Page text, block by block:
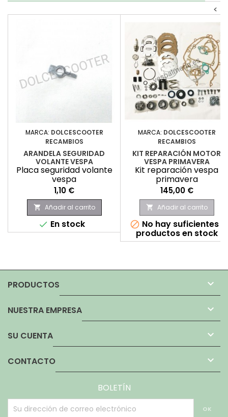
<
MARCA: DOLCESCOOTER
RECAMBIOS
ARANDELA SEGURIDAD
VOLANTE VESPA
Placa seguridad volante
vespa
Precio
1,10 €
 Añadir al carrito
 En stock
MARCA: DOLCESCOOTER
RECAMBIOS
KIT REPARACIÓN MOTOR
VESPA PRIMAVERA
Kit reparación vespa
primavera
Precio
145,00 €
 Añadir al carrito
 No hay suficientes
productos en stock
PRODUCTOS 
NUESTRA EMPRESA 
SU CUENTA 
CONTACTO 
BOLETÍN